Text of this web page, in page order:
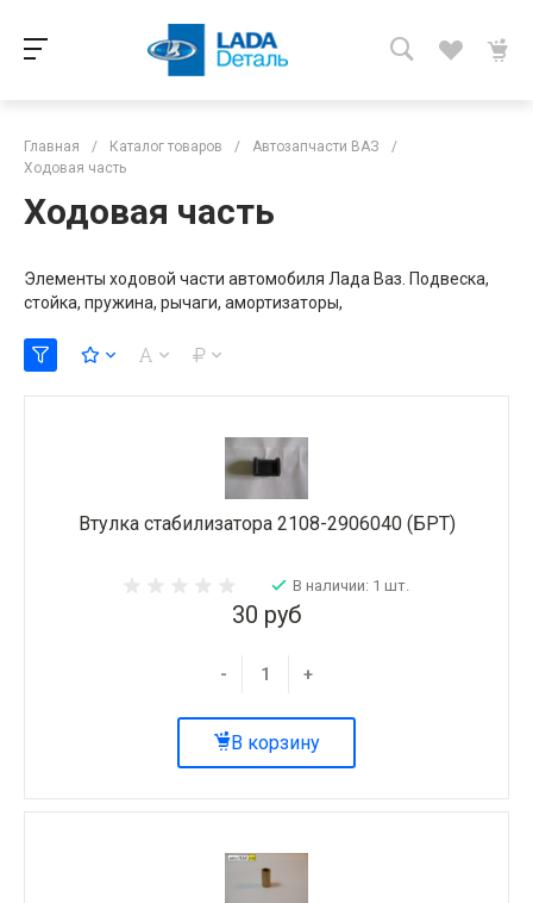
Главная / Каталог товаров / Автозапчасти ВАЗ
/
Ходовая часть
Ходовая часть
Элементы ходовой части автомобиля Лада Ваз. Подвеска,
стойка, пружина, рычаги, амортизаторы,
Втулка стабилизатора 2108-2906040 (БРТ)
В наличии: 1 шт.
30 руб
- +
В корзину